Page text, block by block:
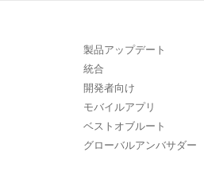
製品アップデート
統合
開発者向け
モバイルアプリ
ベストオブルート
グローバルアンバサダー